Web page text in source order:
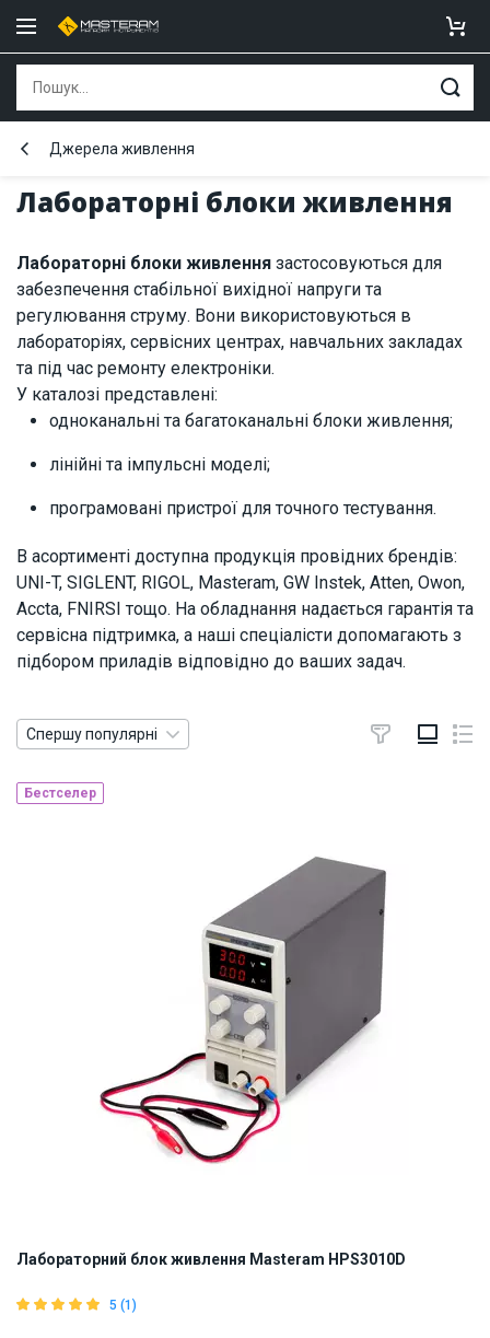
Лабораторні блоки живлення
Джерела живлення
Лабораторні блоки живлення застосовуються для
забезпечення стабільної вихідної напруги та
регулювання струму. Вони використовуються в
лабораторіях, сервісних центрах, навчальних закладах
та під час ремонту електроніки.
У каталозі представлені:
одноканальні та багатоканальні блоки живлення;
лінійні та імпульсні моделі;
програмовані пристрої для точного тестування.
В асортименті доступна продукція провідних брендів:
UNI-T, SIGLENT, RIGOL, Masteram, GW Instek, Atten, Owon,
Accta, FNIRSI тощо. На обладнання надається гарантія та
сервісна підтримка, а наші спеціалісти допомагають з
підбором приладів відповідно до ваших задач.
Спершу популярні
Бестселер
Лабораторний блок живлення Masteram HPS3010D
5 (1)